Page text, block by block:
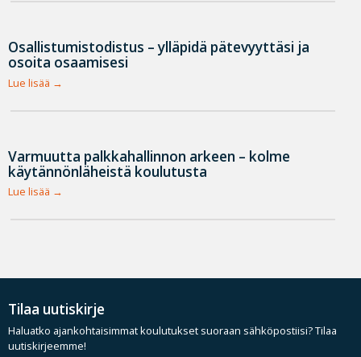
Osallistumistodistus – ylläpidä pätevyyttäsi ja
osoita osaamisesi
Lue lisää
Varmuutta palkkahallinnon arkeen – kolme
käytännönläheistä koulutusta
Lue lisää
Tilaa uutiskirje
Haluatko ajankohtaisimmat koulutukset suoraan sähköpostiisi? Tilaa
uutiskirjeemme!